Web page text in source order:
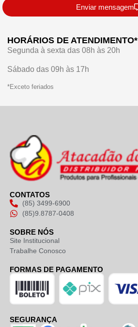
Enviar mensagem
HORÁRIOS DE ATENDIMENTO*
Segunda à sexta das 08h às 20h
Sábado das 09h às 17h
*Exceto feriados
(85) 3499-6900
(85)9.8787-0408
CONTATOS
SOBRE NÓS
Site Institucional
Trabalhe Conosco
FORMAS DE PAGAMENTO
SEGURANÇA